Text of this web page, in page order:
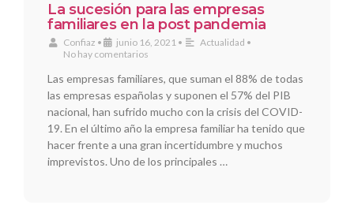
La sucesión para las empresas
familiares en la post pandemia
Confiaz • junio 16, 2021 • Actualidad •
No hay comentarios
Las empresas familiares, que suman el 88% de todas
las empresas españolas y suponen el 57% del PIB
nacional, han sufrido mucho con la crisis del COVID-
19. En el último año la empresa familiar ha tenido que
hacer frente a una gran incertidumbre y muchos
imprevistos. Uno de los principales …